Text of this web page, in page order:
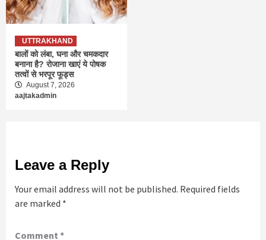
UTTRAKHAND
बालों को लंबा, घना और चमकदार
बनाना है? रोजाना खाएं ये पोषक
तत्वों से भरपूर फूड्स
August 7, 2026
aajtakadmin
Leave a Reply
Your email address will not be published. Required fields
are marked *
Comment *